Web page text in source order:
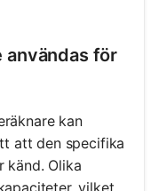
för
kan
att den specifika
känd. Olika